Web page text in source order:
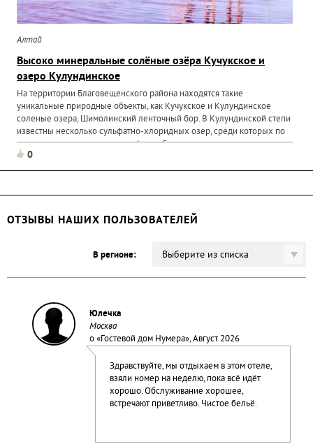
Алтай
Высоко минеральные солёные озёра Кучукское и
озеро Кулундинское
На территории Благовещенского района находятся такие
уникальные природные объекты, как Кучукское и Кулундинское
соленые озера, Шимолинский ленточный бор. В Кулундинской степи
известны несколько сульфатно-хлоридных озер, среди которых по
промышленным запасам сульфата и богатому минеральному
составу...
0
ОТЗЫВЫ НАШИХ ПОЛЬЗОВАТЕЛЕЙ
В регионе: Выберите из списка
Юлечка
Москва
о «Гостевой дом Нумера», Август 2026
Здравствуйте, мы отдыхаем в этом отеле,
взяли номер на неделю, пока всё идёт
хорошо. Обслуживание хорошее,
встречают приветливо. Чистое бельё.